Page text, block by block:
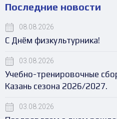
Последние новости
08.08.2026
С Днём физкультурника!
03.08.2026
Учебно-тренировочные
Казань сезона 2026/2027.
03.08.2026